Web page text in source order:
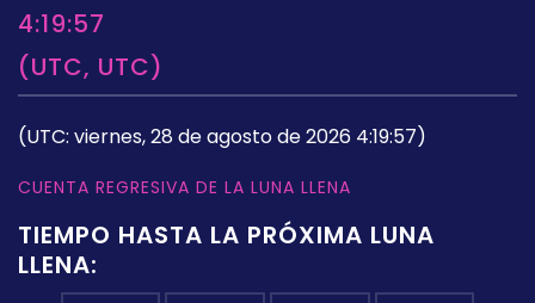
4:19:57
(UTC, UTC)
(UTC: viernes, 28 de agosto de 2026 4:19:57)
CUENTA REGRESIVA DE LA LUNA LLENA
TIEMPO HASTA LA PRÓXIMA LUNA
LLENA: